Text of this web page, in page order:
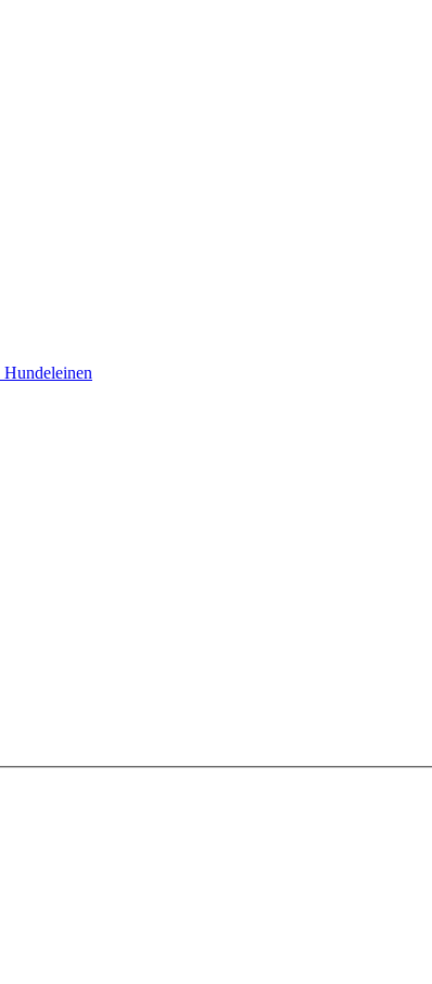
Hundeleinen